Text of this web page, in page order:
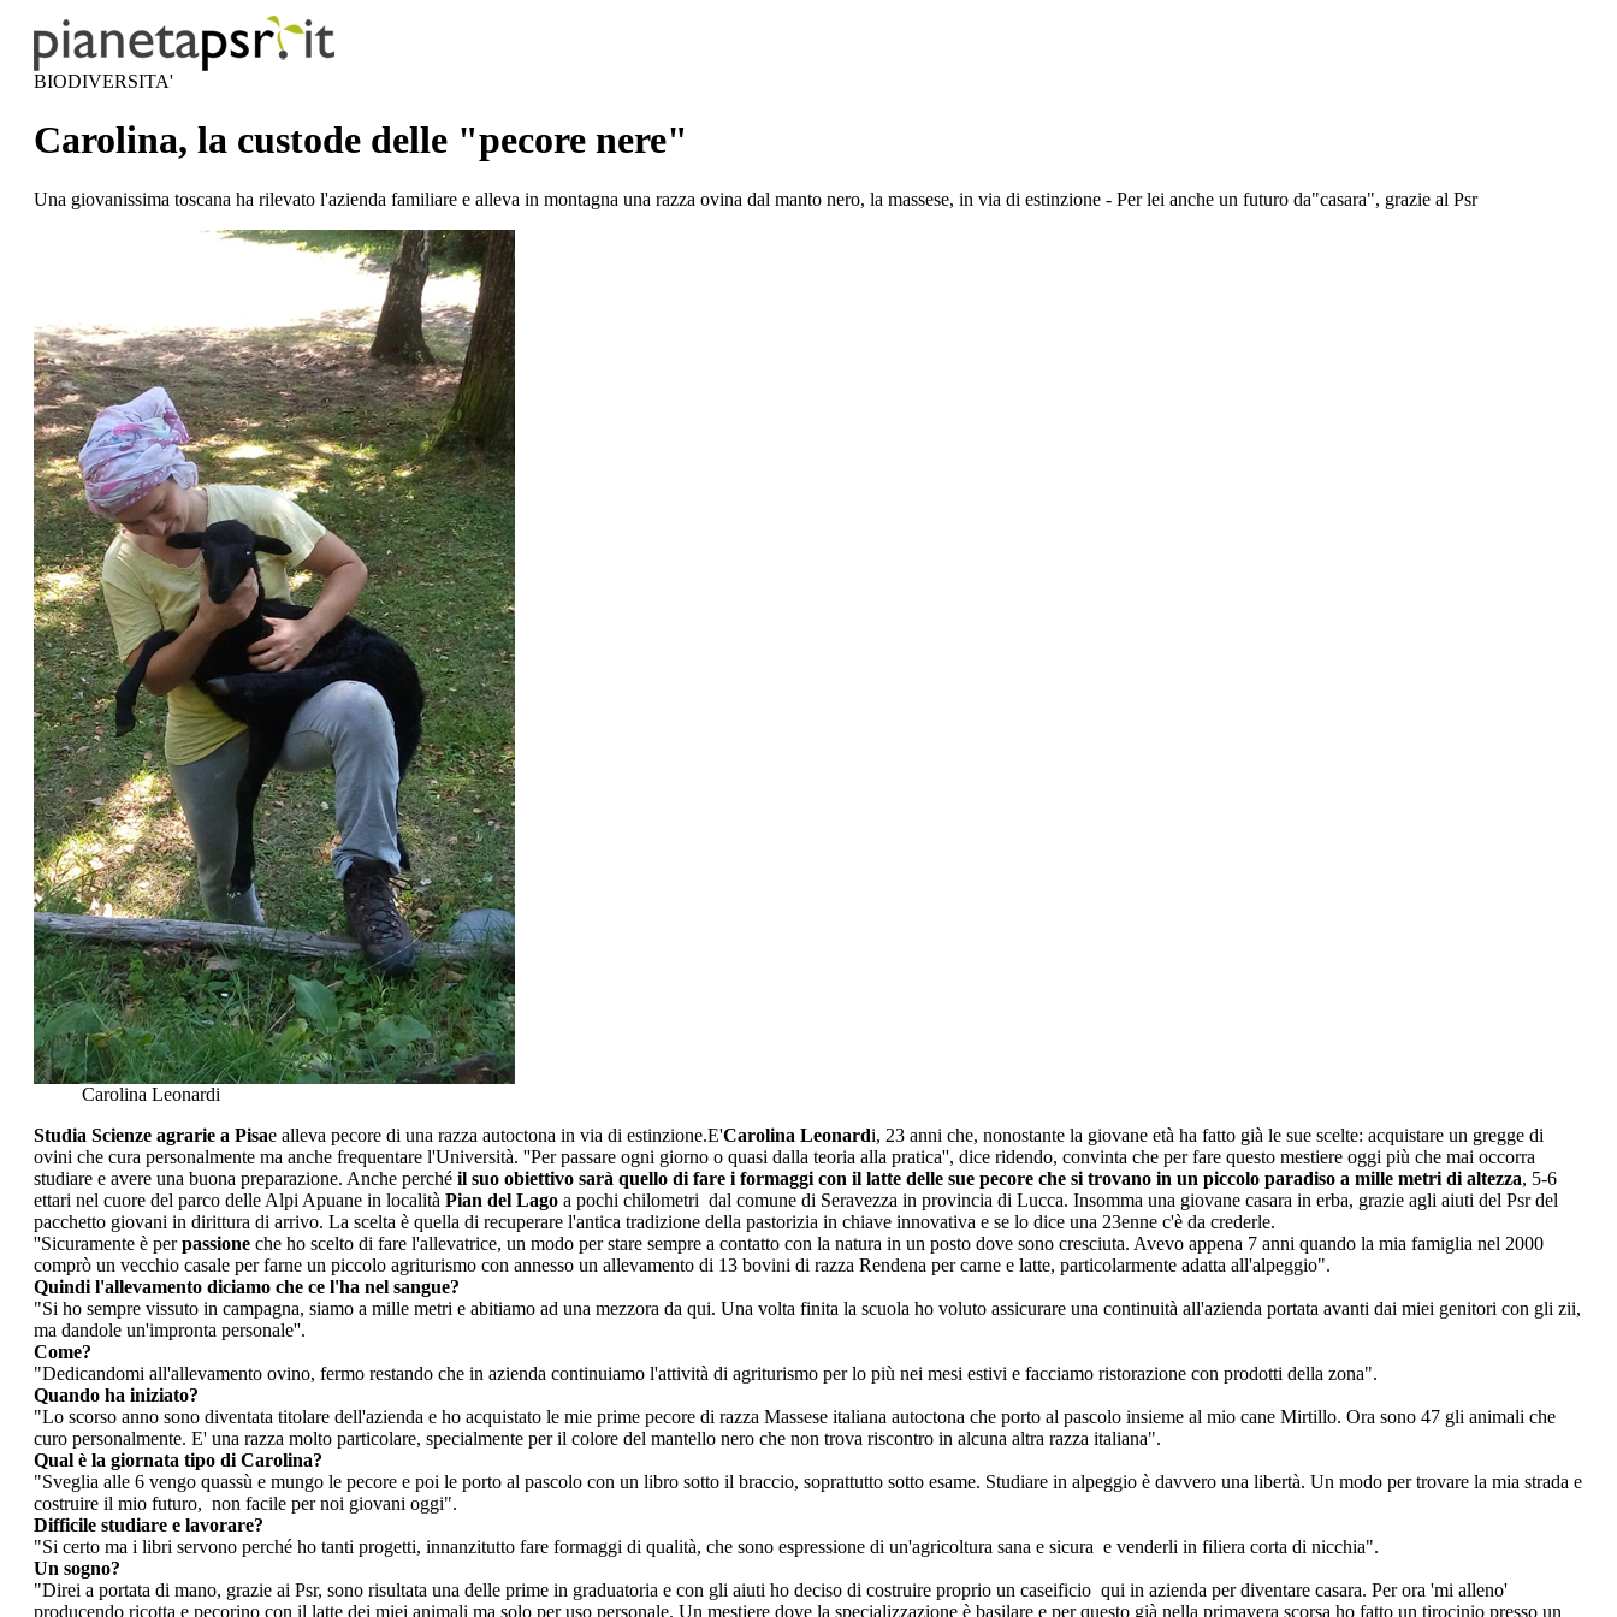
BIODIVERSITA'
Carolina, la custode delle "pecore nere"
Una giovanissima toscana ha rilevato l'azienda familiare e alleva in montagna una razza ovina dal manto nero, la massese, in via di estinzione - Per lei anche un futuro da"casara", grazie al Psr
Carolina Leonardi
Studia Scienze agrarie a Pisae alleva pecore di una razza autoctona in via di estinzione.E'Carolina Leonardi, 23 anni che, nonostante la giovane età ha fatto già le sue scelte: acquistare un gregge di
ovini che cura personalmente ma anche frequentare l'Università. ''Per passare ogni giorno o quasi dalla teoria alla pratica'', dice ridendo, convinta che per fare questo mestiere oggi più che mai occorra
studiare e avere una buona preparazione. Anche perché il suo obiettivo sarà quello di fare i formaggi con il latte delle sue pecore che si trovano in un piccolo paradiso a mille metri di altezza, 5-6
ettari nel cuore del parco delle Alpi Apuane in località Pian del Lago a pochi chilometri dal comune di Seravezza in provincia di Lucca. Insomma una giovane casara in erba, grazie agli aiuti del Psr del
pacchetto giovani in dirittura di arrivo. La scelta è quella di recuperare l'antica tradizione della pastorizia in chiave innovativa e se lo dice una 23enne c'è da crederle.
''Sicuramente è perpassione che ho scelto di fare l'allevatrice, un modo per stare sempre a contatto con la natura in un posto dove sono cresciuta. Avevo appena 7 anni quando la mia famiglia nel 2000
comprò un vecchio casale per farne un piccolo agriturismo con annesso un allevamento di 13 bovini di razza Rendena per carne e latte, particolarmente adatta all'alpeggio".
Quindi l'allevamento diciamo che ce l'ha nel sangue?
"Si ho sempre vissuto in campagna, siamo a mille metri e abitiamo ad una mezzora da qui. Una volta finita la scuola ho voluto assicurare una continuità all'azienda portata avanti dai miei genitori con gli zii,
ma dandole un'impronta personale''.
Come?
"Dedicandomi all'allevamento ovino, fermo restando che in azienda continuiamo l'attività di agriturismo per lo più nei mesi estivi e facciamo ristorazione con prodotti della zona".
Quando ha iniziato?
"Lo scorso anno sono diventata titolare dell'azienda e ho acquistato le mie prime pecore di razza Massese italiana autoctona che porto al pascolo insieme al mio cane Mirtillo. Ora sono 47 gli animali che
curo personalmente. E' una razza molto particolare, specialmente per il colore del mantello nero che non trova riscontro in alcuna altra razza italiana".
Qual è la giornata tipo di Carolina?
"Sveglia alle 6 vengo quassù e mungo le pecore e poi le porto al pascolo con un libro sotto il braccio, soprattutto sotto esame. Studiare in alpeggio è davvero una libertà. Un modo per trovare la mia strada e
costruire il mio futuro, non facile per noi giovani oggi".
Difficile studiare e lavorare?
"Si certo ma i libri servono perché ho tanti progetti, innanzitutto fare formaggi di qualità, che sono espressione di un'agricoltura sana e sicura e venderli in filiera corta di nicchia".
Un sogno?
"Direi a portata di mano, grazie ai Psr, sono risultata una delle prime in graduatoria e con gli aiuti ho deciso di costruire proprio un caseificio qui in azienda per diventare casara. Per ora 'mi alleno'
producendo ricotta e pecorino con il latte dei miei animali ma solo per uso personale. Un mestiere dove la specializzazione è basilare e per questo già nella primavera scorsa ho fatto un tirocinio presso un